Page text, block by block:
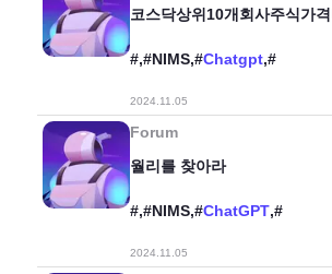
코스닥상위10개회사주식가
#,#NIMS,#Chatgpt,#
2024.11.05
Forum
월리를 찾아라
#,#NIMS,#ChatGPT,#
2024.11.05